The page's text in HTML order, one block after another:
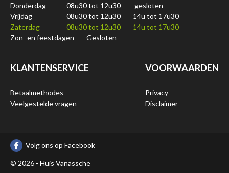
Donderdag
08u30 tot 12u30
gesloten
Vrijdag
08u30 tot 12u30
14u tot 17u30
Zaterdag
08u30 tot 12u30
14u tot 17u30
Zon- en feestdagen
Gesloten
KLANTENSERVICE
Betaalmethodes
Veelgestelde vragen
VOORWAARDEN
Privacy
Disclaimer
Volg ons op Facebook
© 2026 - Huis Vanassche